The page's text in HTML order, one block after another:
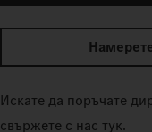
Искате да поръчате
свържете с нас тук.